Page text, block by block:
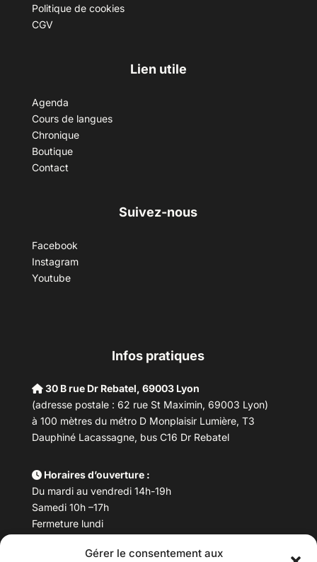
Gérer le consentement aux
Politique de cookies
CGV
Lien utile
Agenda
Cours de langues
Chronique
Boutique
Contact
Suivez-nous
Facebook
Instagram
Youtube
Infos pratiques
30 B rue Dr Rebatel, 69003 Lyon
(adresse postale : 62 rue St Maximin, 69003 Lyon)
à 100 mètres du métro D Monplaisir Lumière, T3
Dauphiné Lacassagne, bus C16 Dr Rebatel
Horaires d’ouverture :
Du mardi au vendredi 14h-19h
Samedi 10h –17h
Fermeture lundi